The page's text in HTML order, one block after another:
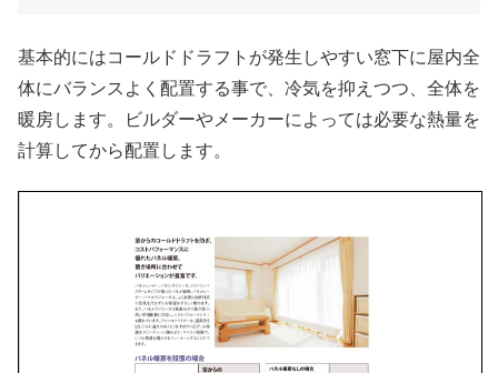
基本的にはコールドドラフトが発生しやすい窓下に屋内全
体にバランスよく配置する事で、冷気を抑えつつ、全体を
暖房します。ビルダーやメーカーによっては必要な熱量を
計算してから配置します。